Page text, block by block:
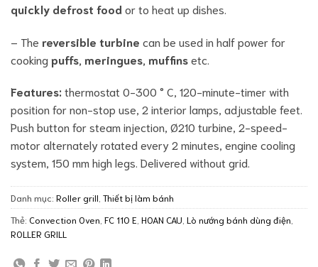
quickly defrost food or to heat up dishes.
– The reversible turbine can be used in half power for
cookingpuffs, meringues, muffinsetc.
Features: thermostat 0-300 ° C, 120-minute-timer with
position for non-stop use, 2 interior lamps, adjustable feet.
Push button for steam injection, Ø210 turbine, 2-speed-
motor alternately rotated every 2 minutes, engine cooling
system, 150 mm high legs. Delivered without grid.
Danh mục: Roller grill Thiết bị làm bánh
Thẻ: Convection Oven FC 110 E HOAN CAU Lò nướng bánh dùng điện
ROLLER GRILL